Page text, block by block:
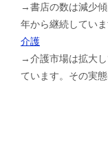
→書店の数は減少
年から継続してい
介護
→介護市場は拡大し
ています。その実